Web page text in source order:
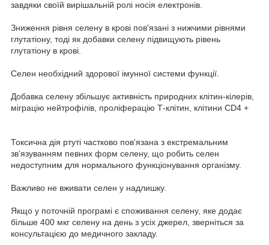
завдяки своїй вирішальній ролі носія електронів.
Зниження рівня селену в крові пов'язані з нижчими рівнями
глутатіону, тоді як добавки селену підвищують рівень
глутатіону в крові.
Селен необхідний здорової імунної системи функції.
Добавка селену збільшує активність природних клітин-кілерів,
міграцію нейтрофілів, проліферацію Т-клітин, клітини CD4 +
Токсична дія ртуті частково пов'язана з екстремальним
зв'язуванням певних форм селену, що робить селен
недоступним для нормального функціонування організму.
Важливо не вживати селен у надлишку.
Якщо у поточній програмі є споживання селену, яке додає
більше 400 мкг селену на день з усіх джерел, зверніться за
консультацією до медичного закладу.